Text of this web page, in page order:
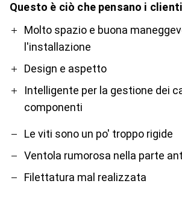
Questo è ciò che pensano i clienti
ProMolto spazio e buona
l'installazione
Design e aspetto
Intelligente per la gestione dei
componenti
Contro
Le viti sono un po' troppo rigide
Ventola rumorosa nella parte
Filettatura mal realizzata